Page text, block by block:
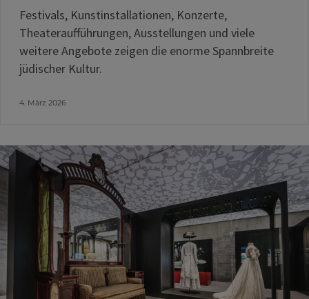
Festivals, Kunstinstallationen, Konzerte,
Theateraufführungen, Ausstellungen und viele
weitere Angebote zeigen die enorme Spannbreite
jüdischer Kultur.
4. März 2026